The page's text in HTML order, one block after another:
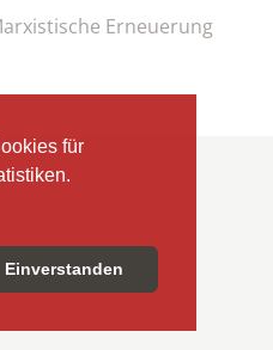
für
Einverstanden
Erneuerung